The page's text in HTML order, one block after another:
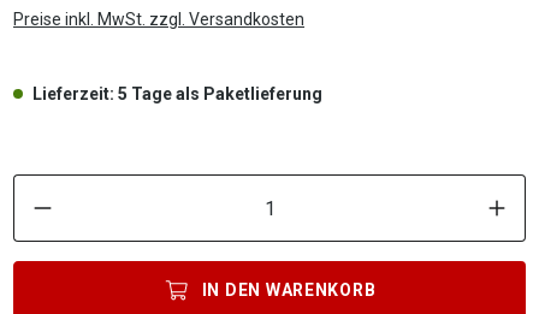
Preise inkl. MwSt. zzgl. Versandkosten
Lieferzeit: 5 Tage als Paketlieferung
IN DEN WARENKORB